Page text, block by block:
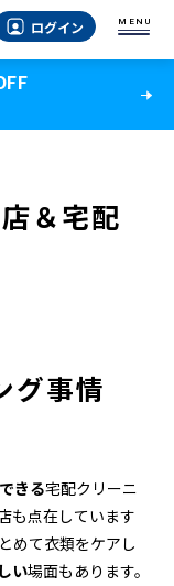
ログイン MENU
＆宅配
グ事情
きる宅配クリーニ
も点在しています
めて衣類をケアし
い場面もあります。